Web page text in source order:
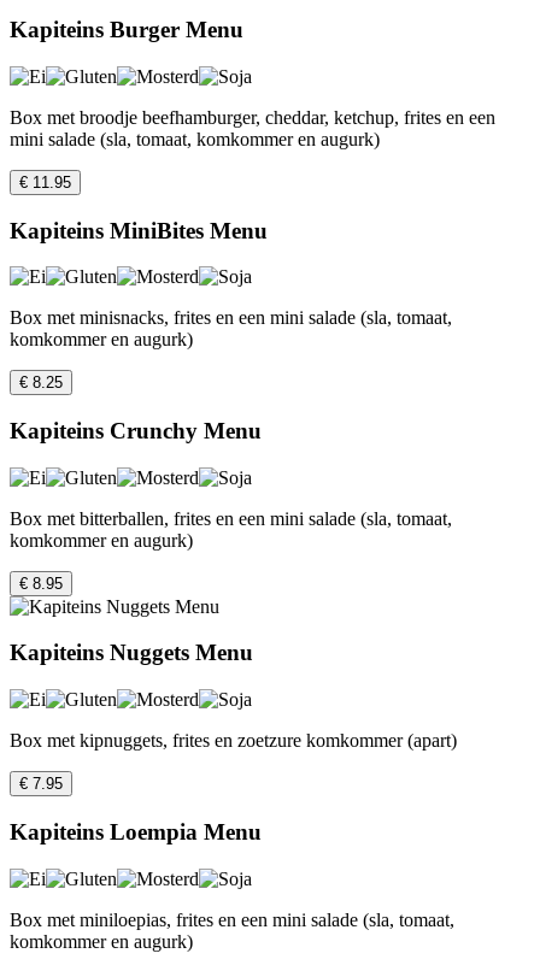
Kapiteins Burger Menu
Box met broodje beefhamburger, cheddar, ketchup, frites en een
mini salade (sla, tomaat, komkommer en augurk)
€ 11.95
Kapiteins MiniBites Menu
Box met minisnacks, frites en een mini salade (sla, tomaat,
komkommer en augurk)
€ 8.25
Kapiteins Crunchy Menu
Box met bitterballen, frites en een mini salade (sla, tomaat,
komkommer en augurk)
€ 8.95
Kapiteins Nuggets Menu
Box met kipnuggets, frites en zoetzure komkommer (apart)
€ 7.95
Kapiteins Loempia Menu
Box met miniloepias, frites en een mini salade (sla, tomaat,
komkommer en augurk)